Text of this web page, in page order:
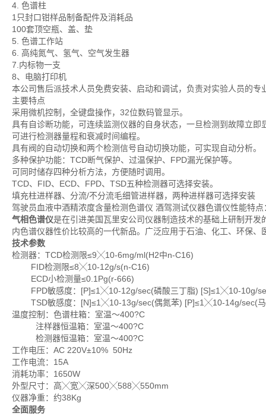
4. 色谱柱
1只封口钳样品制备配件及消耗品
100套顶空瓶、盖、垫
5. 色谱工作站
6. 高纯氮气、氢气、空气发生器
7.内标物一支
8、电脑打印机
本公司售后派技术人员免费安装、启动和调试，负责对实验人员的
主要特点
采用微机控制，全键盘操作，32位数码管显示。
具有自诊断功能，可连续监测仪器的自身状态，一旦检测到故障立
可进行检测器量程和衰减时间编程。
具有阀的自动切换和两个检测信号自动切换功能，可实现自动分析。
多种保护功能：TCD断气保护、过温保护、FPD漏光保护等。
可同时储存四种分析方法，方便随时调用。
TCD、FID、ECD、FPD、TSD五种检测器可选择安装。
填充柱进样器、分流/不分流毛细管进样器，两种进样器可选择安装
驾驶员血液中酒精浓度含量检测色谱仪 酒驾测试仪器色谱仪性能特点
气相色谱仪是在引进美国瓦里安公司仪器制造技术的基础上研制开
内色谱仪器性价比较高的一代新品。广泛应用于石油、化工、环保
技术参数
检测器：TCD检测限≤9╳10-6mg/ml(H2中n-C16)
FID检测限≤8╳10-12g/s(n-C16)
ECD小检测量≤0.1Pg(r-666)
FPD敏感度：[P]≤1╳10-12g/sec(磷酸三丁脂) [S]≤1╳10-10g/
TSD敏感度：[N]≤1╳10-13g/sec(偶氮苯) [P]≤1╳10-14g/sec(马
温度控制：色谱柱箱：室温～400?C
注样器恒温箱：室温～400?C
检测器恒温箱：室温～400?C
工作电压：AC 220V±10% 50Hz
工作电流：15A
消耗功率：1650W
外型尺寸：高╳宽╳深500╳588╳550mm
仪器净重：约38Kg
全面服务